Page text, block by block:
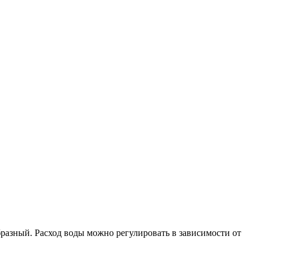
. Расход воды можно регулировать в зависимости от